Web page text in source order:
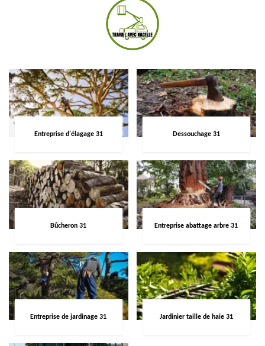
Entreprise d'élagage 31 Dessouchage 31
Bûcheron 31 Entreprise abattage arbre 31
Entreprise de jardinage 31 Jardinier taille de haie 31